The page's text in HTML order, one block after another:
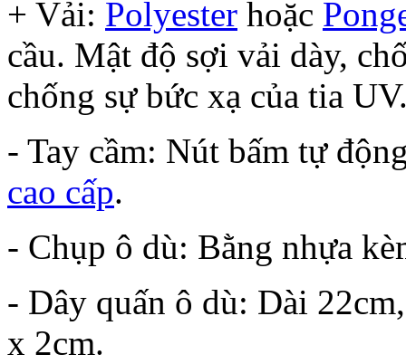
+ Vải: Polyester hoặc
cầu. Mật độ sợi vải dày,
chống sự bức xạ của tia
- Tay cầm: Nút bấm tự
cao cấp.
- Chụp ô dù: Bằng nhựa
- Dây quấn ô dù: Dài
x 2cm.